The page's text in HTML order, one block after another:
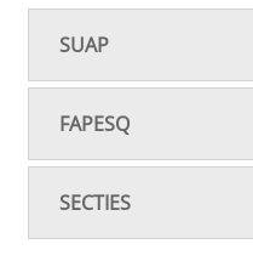
SUAP
FAPESQ
SECTIES